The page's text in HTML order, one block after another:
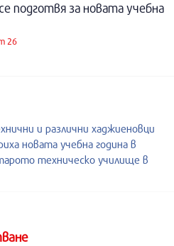
подготвя за новата учебна
26
и различни хаджиеновци
новата учебна година в
техническо училище в